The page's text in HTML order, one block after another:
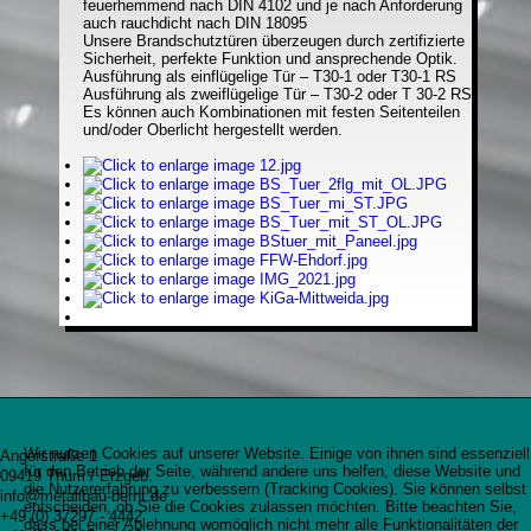
feuerhemmend nach DIN 4102 und je nach Anforderung
auch rauchdicht nach DIN 18095
Unsere Brandschutztüren überzeugen durch zertifizierte
Sicherheit, perfekte Funktion und ansprechende Optik.
Ausführung als einflügelige Tür – T30-1 oder T30-1 RS
Ausführung als zweiflügelige Tür – T30-2 oder T 30-2 RS
Es können auch Kombinationen mit festen Seitenteilen
und/oder Oberlicht hergestellt werden.
Angerstraße 1
09419 Thum / Erzgeb.
info@metallbau-bernt.de
+49 (0) 37297 - 4442
Wir nutzen Cookies auf unserer Website. Einige von ihnen sind essenziell
für den Betrieb der Seite, während andere uns helfen, diese Website und
die Nutzererfahrung zu verbessern (Tracking Cookies). Sie können selbst
entscheiden, ob Sie die Cookies zulassen möchten. Bitte beachten Sie,
dass bei einer Ablehnung womöglich nicht mehr alle Funktionalitäten der